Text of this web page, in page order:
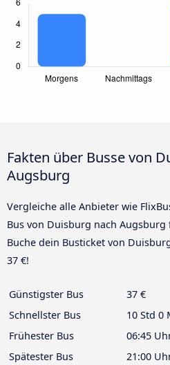
Fakten über Busse von
Augsburg
Vergleiche alle Anbieter wie
Bus von Duisburg nach
Buche dein Busticket von
37 €!
Günstigster Bus
37 €
Schnellster Bus
10 Std 0
Frühester Bus
06:45
Spätester Bus
21:00